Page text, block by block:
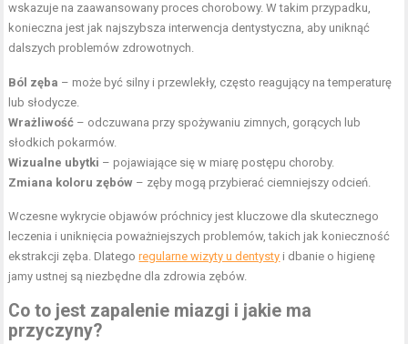
wskazuje na zaawansowany proces chorobowy. W takim przypadku,
konieczna jest jak najszybsza interwencja dentystyczna, aby uniknąć
dalszych problemów zdrowotnych.
Ból zęba – może być silny i przewlekły, często reagujący na temperaturę
lub słodycze.
Wrażliwość – odczuwana przy spożywaniu zimnych, gorących lub
słodkich pokarmów.
Wizualne ubytki – pojawiające się w miarę postępu choroby.
Zmiana koloru zębów – zęby mogą przybierać ciemniejszy odcień.
Wczesne wykrycie objawów próchnicy jest kluczowe dla skutecznego
leczenia i uniknięcia poważniejszych problemów, takich jak konieczność
ekstrakcji zęba. Dlategoregularne wizyty u dentysty i dbanie o higienę
jamy ustnej są niezbędne dla zdrowia zębów.
Co to jest zapalenie miazgi i jakie ma
przyczyny?